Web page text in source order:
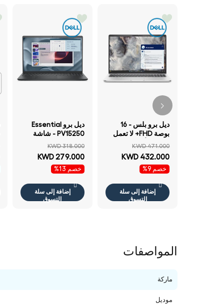
ديل برو بلس - 16
بوصة FHD+ لا تعمل
جيجابايت إس إس دي
KWD 471.000
KWD 432.000
خصم 9%
إضافة إلى سلة
التسوق
ديل برو Essential
PV15250 - شاشة
تيرابايت إس إس دي
باللغتين الإنجليزية
KWD 318.000
KWD 279.000
خصم 13%
إضافة إلى سلة
التسوق
المواصفات
ماركة
موديل